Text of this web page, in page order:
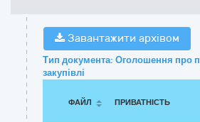
Завантажити архівом
Тип документа: Оголошення про
закупівлі
ФАЙЛ ПРИВАТНІСТЬ